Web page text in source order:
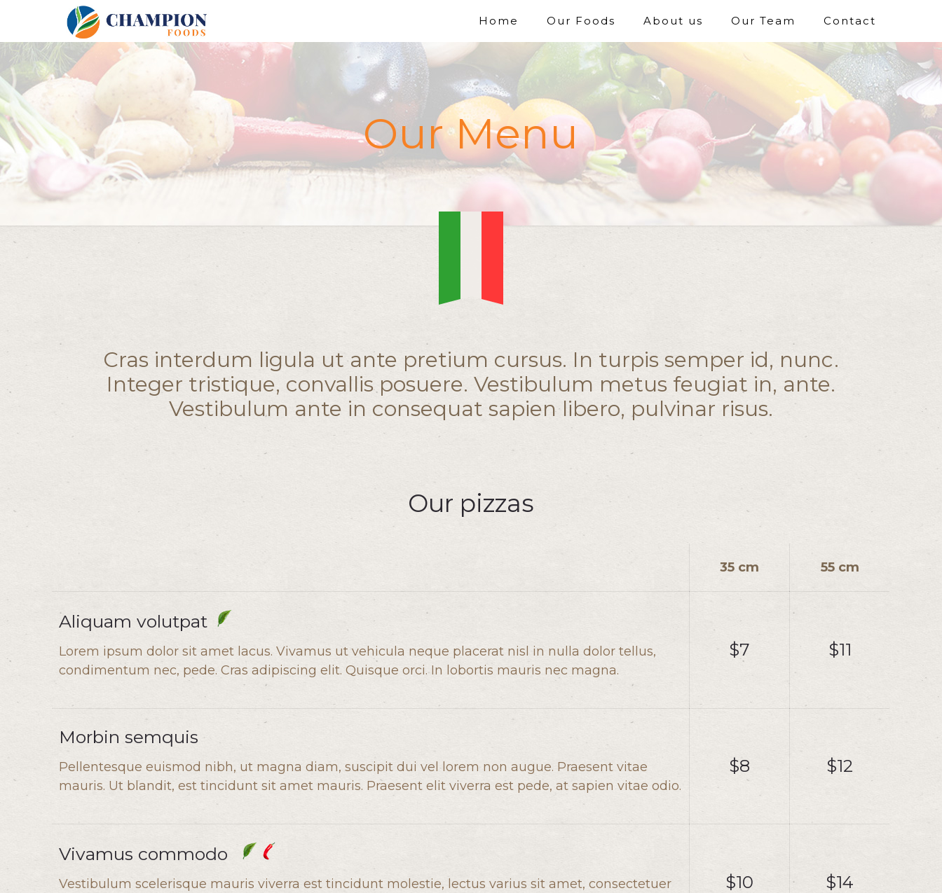
Home Our Foods About us Our Team Contact
Our Menu
Cras interdum ligula ut ante pretium cursus. In turpis semper id, nunc.
Integer tristique, convallis posuere. Vestibulum metus feugiat in, ante.
Vestibulum ante in consequat sapien libero, pulvinar risus.
Our pizzas
35 cm 55 cm
Aliquam volutpat
Lorem ipsum dolor sit amet lacus. Vivamus ut vehicula neque placerat nisl in nulla dolor tellus,
condimentum nec, pede. Cras adipiscing elit. Quisque orci. In lobortis mauris nec magna.
$7 $11
Morbin semquis
Pellentesque euismod nibh, ut magna diam, suscipit dui vel lorem non augue. Praesent vitae
mauris. Ut blandit, est tincidunt sit amet mauris. Praesent elit viverra est pede, at sapien vitae odio.
$8 $12
Vivamus commodo
Vestibulum scelerisque mauris viverra est tincidunt molestie, lectus varius sit amet, consectetuer
$10 $14